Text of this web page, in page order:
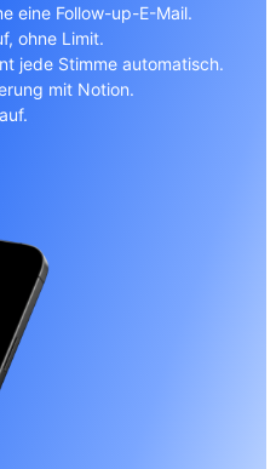
eine Follow-up-E-Mail.
ohne Limit.
jede Stimme automatisch.
mit Notion.